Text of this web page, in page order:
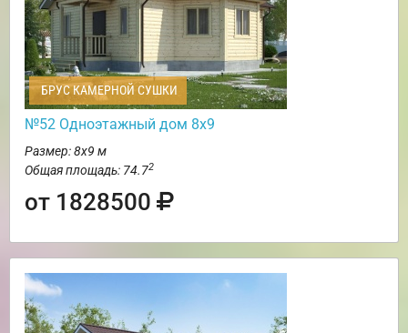
БРУС КАМЕРНОЙ СУШКИ
№52 Одноэтажный дом 8х9
Размер: 8х9 м
Общая площадь: 74.72
от 1828500